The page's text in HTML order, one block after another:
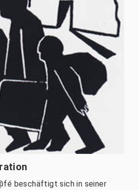
beschäftigt sich in seiner